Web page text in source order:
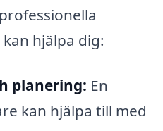
hjälpa dig:
planering: En
kan hjälpa till med